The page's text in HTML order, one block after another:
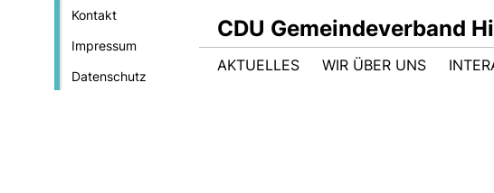
Kontakt
Impressum
Datenschutz
CDU Gemeindeverband
AKTUELLES WIR ÜBER UNS